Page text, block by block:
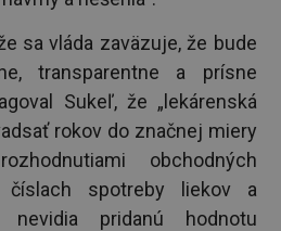
sa vláda zaväzuje, že bude
transparentne a prísne
Sukeľ, že „lekárenská
rokov do značnej miery
obchodných
spotreby liekov a
pridanú hodnotu